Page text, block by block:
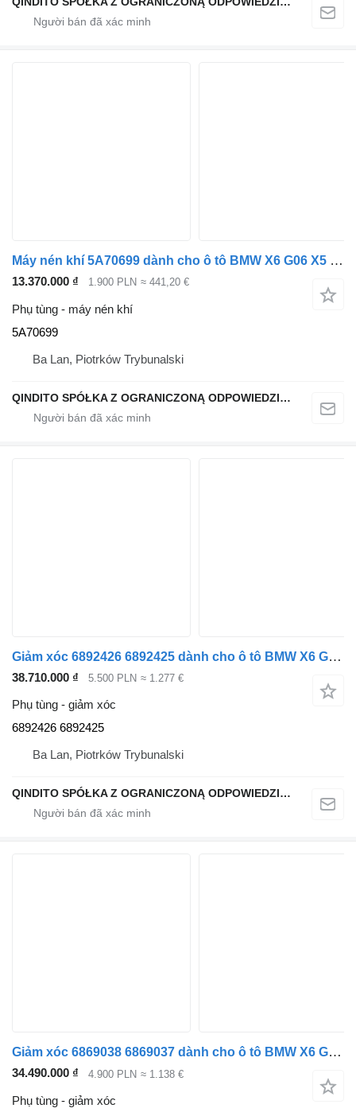
Máy nén khí 5A70699 dành cho ô tô BMW X6 G06 X5 G05
13.370.000 ₫ 1.900 PLN ≈ 441,20 €
Phụ tùng - máy nén khí
5A70699
Ba Lan, Piotrków Trybunalski
QINDITO SPÓŁKA Z OGRANICZONĄ ODPOWIEDZIALNOŚCIĄ
Giảm xóc 6892426 6892425 dành cho ô tô BMW X6 G06 X5 G05
38.710.000 ₫ 5.500 PLN ≈ 1.277 €
Phụ tùng - giảm xóc
6892426 6892425
Ba Lan, Piotrków Trybunalski
QINDITO SPÓŁKA Z OGRANICZONĄ ODPOWIEDZIALNOŚCIĄ
Giảm xóc 6869038 6869037 dành cho ô tô BMW X6 G06 X5 G05
34.490.000 ₫ 4.900 PLN ≈ 1.138 €
Phụ tùng - giảm xóc